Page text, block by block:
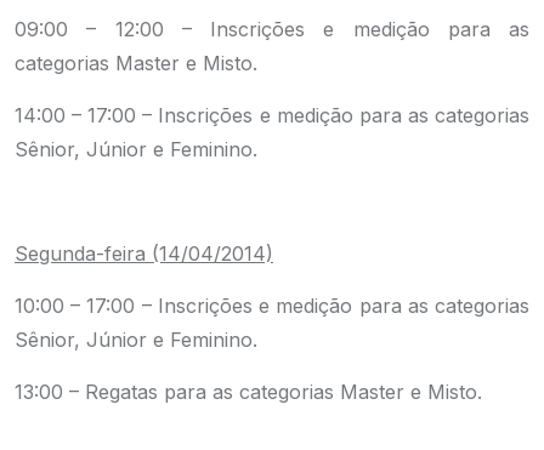
09:00 – 12:00 – Inscrições e medição para as
categorias Master e Misto.
14:00 – 17:00 – Inscrições e medição para as categorias
Sênior, Júnior e Feminino.
Segunda-feira (14/04/2014)
10:00 – 17:00 – Inscrições e medição para as categorias
Sênior, Júnior e Feminino.
13:00 – Regatas para as categorias Master e Misto.